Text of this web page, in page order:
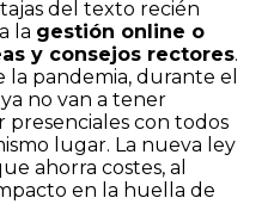
del texto recién
la gestión online o
y consejos rectores.
pandemia, durante el
no van a tener
presenciales con todos
lugar. La nueva ley
ahorra costes, al
en la huella de